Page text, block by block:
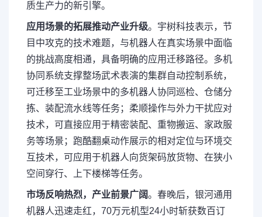
质生产力的新引擎。
应用场景的拓展推动产业升级。宇树科技表示，节
目中攻克的技术难题，与机器人在真实场景中面临
的挑战高度相通，具备明确的应用迁移路径。多机
协同系统支撑整场武术表演的集群自动控制系统，
可迁移至工业场景中的多机器人协同巡检、仓储分
拣、装配流水线等任务；柔顺操作与外力干扰应对
技术，可直接应用于精密装配、重物搬运、家政服
务等场景；跑酷翻桌动作展示的相对定位与环境交
互技术，可应用于机器人向货架码放货物、在狭小
空间穿行、上下楼梯等任务。
市场反响热烈，产业前景广阔。春晚后，银河通用
机器人迅速走红，70万元机型24小时斩获数百订